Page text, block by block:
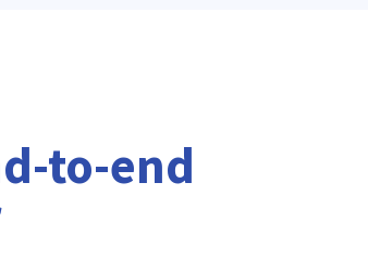
to-end